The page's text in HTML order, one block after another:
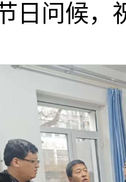
日问候，